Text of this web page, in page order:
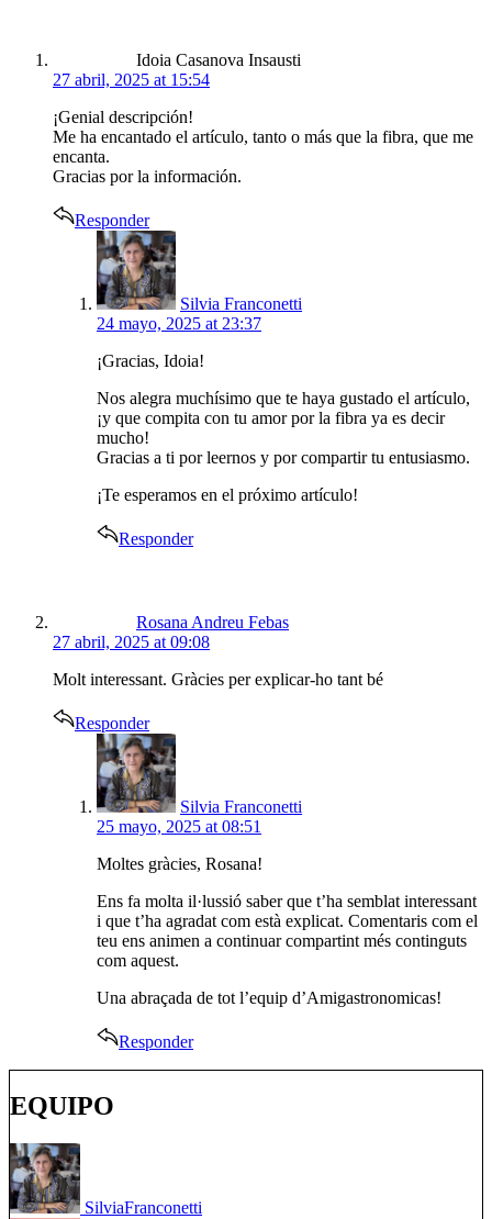
Idoia Casanova Insausti
27 abril, 2025 at 15:54
¡Genial descripción!
Me ha encantado el artículo, tanto o más que la fibra, que me
encanta.
Gracias por la información.
Responder
says:
Silvia Franconetti
24 mayo, 2025 at 23:37
¡Gracias, Idoia!
Nos alegra muchísimo que te haya gustado el artículo,
¡y que compita con tu amor por la fibra ya es decir
mucho!
Gracias a ti por leernos y por compartir tu entusiasmo.
¡Te esperamos en el próximo artículo!
Responder
Rosana Andreu Febas
27 abril, 2025 at 09:08
Molt interessant. Gràcies per explicar-ho tant bé
Responder
says:
Silvia Franconetti
25 mayo, 2025 at 08:51
Moltes gràcies, Rosana!
Ens fa molta il·lussió saber que t’ha semblat interessant
i que t’ha agradat com està explicat. Comentaris com el
teu ens animen a continuar compartint més continguts
com aquest.
Una abraçada de tot l’equip d’Amigastronomicas!
Responder
EQUIPO
SilviaFranconetti